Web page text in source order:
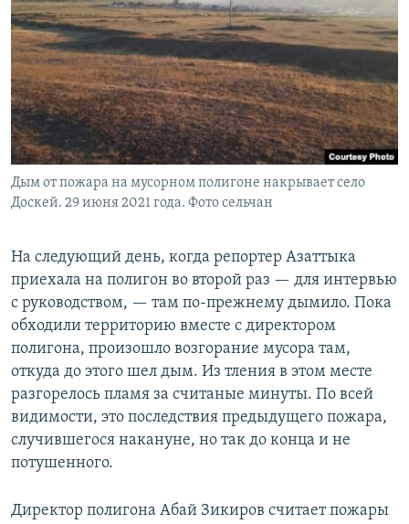
Дым от пожара на мусорном полигоне накрывает село
Доскей. 29 июня 2021 года. Фото сельчан
На следующий день, когда репортер Азаттыка
приехала на полигон во второй раз — для интервью
с руководством, — там по-прежнему дымило. Пока
обходили территорию вместе с директором
полигона, произошло возгорание мусора там,
откуда до этого шел дым. Из тления в этом месте
разгорелось пламя за считаные минуты. По всей
видимости, это последствия предыдущего пожара,
случившегося накануне, но так до конца и не
потушенного.
Директор полигона Абай Зикиров считает пожары